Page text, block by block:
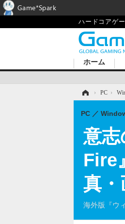
ハードコアゲ
ホーム
› PC ›
意
Fire
真・
海外版『ウ
PC
Game*Spark